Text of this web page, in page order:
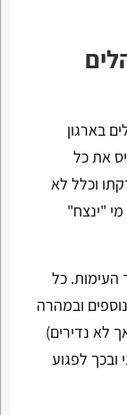
בארגון
את כל
וכלל לא
מי "ינצח"
העימות. כל
ובמהרה
לא נדירים)
לפגוע